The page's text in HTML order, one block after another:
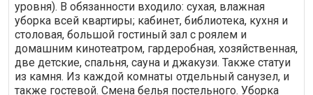
уровня). В обязанности входило: сухая, влажная
уборка всей квартиры; кабинет, библиотека, кухня и
столовая, большой гостиный зал с роялем и
домашним кинотеатром, гардеробная, хозяйственная,
две детские, спальня, сауна и джакузи. Также статуи
из камня. Из каждой комнаты отдельный санузел, и
также гостевой. Смена белья постельного. Уборка